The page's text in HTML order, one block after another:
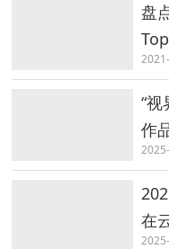
盘
“
作
年
在